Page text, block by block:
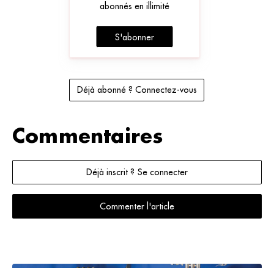
abonnés en illimité
S'abonner
Déjà abonné ? Connectez-vous
Commentaires
Déjà inscrit ? Se connecter
Commenter l'article